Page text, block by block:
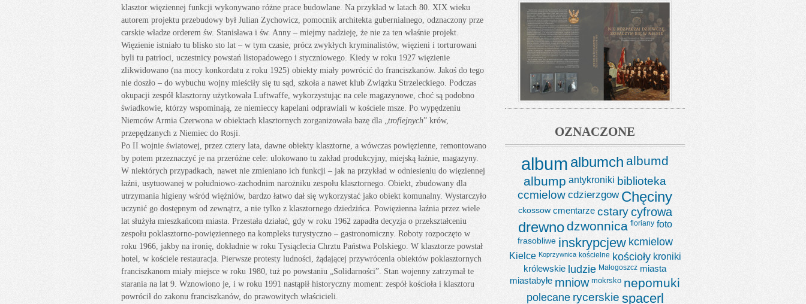
klasztor więziennej funkcji wykonywano różne prace budowlane. Na przykład w latach 80. XIX wieku
autorem projektu przebudowy był Julian Zychowicz, pomocnik architekta gubernialnego, odznaczony prze
carskie władze orderem św. Stanisława i św. Anny – miejmy nadzieję, że nie za ten właśnie projekt.
Więzienie istniało tu blisko sto lat – w tym czasie, prócz zwykłych kryminalistów, więzieni i torturowani
byli tu patrioci, uczestnicy powstań listopadowego i styczniowego. Kiedy w roku 1927 więzienie
zlikwidowano (na mocy konkordatu z roku 1925) obiekty miały powrócić do franciszkanów. Jakoś do tego
nie doszło – do wybuchu wojny mieściły się tu sąd, szkoła a nawet klub Związku Strzeleckiego. Podczas
okupacji zespół klasztorny użytkowała Luftwaffe, wykorzystując na cele magazynowe, choć są podobno
świadkowie, którzy wspominają, ze niemieccy kapelani odprawiali w kościele msze. Po wypędzeniu
Niemców Armia Czerwona w obiektach klasztornych zorganizowała bazę dla „trofiejnych” krów,
przepędzanych z Niemiec do Rosji.
Po II wojnie światowej, przez cztery lata, dawne obiekty klasztorne, a wówczas powięzienne, remontowano
by potem przeznaczyć je na przeróżne cele: ulokowano tu zakład produkcyjny, miejską łaźnie, magazyny.
W niektórych przypadkach, nawet nie zmieniano ich funkcji – jak na przykład w odniesieniu do więziennej
łaźni, usytuowanej w południowo-zachodnim narożniku zespołu klasztornego. Obiekt, zbudowany dla
utrzymania higieny wśród więźniów, bardzo łatwo dał się wykorzystać jako obiekt komunalny. Wystarczyło
uczynić go dostępnym od zewnątrz, a nie tylko z klasztornego dziedzińca. Powięzienna łaźnia przez wiele
lat służyła mieszkańcom miasta. Przestała działać, gdy w roku 1962 zapadła decyzja o przekształceniu
zespołu poklasztorno-powięziennego na kompleks turystyczno – gastronomiczny. Roboty rozpoczęto w
roku 1966, jakby na ironię, dokładnie w roku Tysiąclecia Chrztu Państwa Polskiego. W klasztorze powstał
hotel, w kościele restauracja. Pierwsze protesty ludności, żądającej przywrócenia obiektów poklasztornych
franciszkanom miały miejsce w roku 1980, tuż po powstaniu „Solidarności”. Stan wojenny zatrzymał te
starania na lat 9. Wznowiono je, i w roku 1991 nastąpił historyczny moment: zespół kościoła i klasztoru
powrócił do zakonu franciszkanów, do prawowitych właścicieli.
OZNACZONE
album albumch albumd
albump antykroniki biblioteka
ccmielow cdzierzgow Chęciny
ckossow cmentarze cstary cyfrowa
drewnodzwonnica floriany foto
frasobliwe inskrypcjew kcmielow
Kielce Koprzywnica kościelne kościoły kroniki
królewskie ludzie Małogoszcz miasta
miastabyłe mniow mokrsko nepomuki
polecane rycerskie spacerl